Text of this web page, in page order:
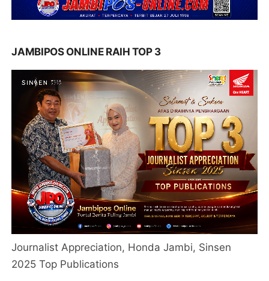
JAMBIPOS ONLINE RAIH TOP 3
Journalist Appreciation, Honda Jambi, Sinsen
2025 Top Publications